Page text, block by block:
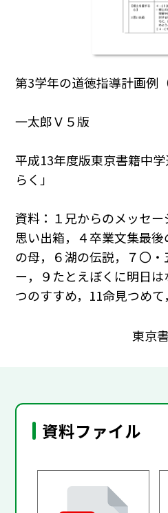
第3学年の道徳指導計画例
一太郎Ｖ５版
平成13年度版東京書籍中
らく」
資料：１兄からのメッセ
思い出箱，４卒業文集最
の母，６湖の伝説，７〇
ー，９たとえぼくに明日
つのすすめ，11命見つめ
東京
資料ファイル